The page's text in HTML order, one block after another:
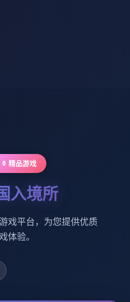
⚱️ 精品游戏
入境所
戏平台，为您提供优质
体验。